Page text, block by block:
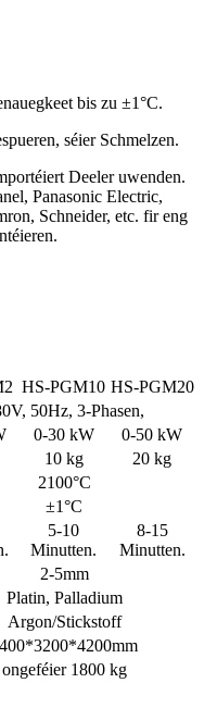
bis zu ±1°C.
séier Schmelzen.
Deeler uwenden.
Panasonic Electric,
Schneider, etc. fir eng
HS-PGM10 HS-PGM20
50Hz, 3-Phasen,
0-30 kW
0-50 kW
10 kg
20 kg
2100°C
±1°C
5-10
Minutten.
8-15
Minutten.
2-5mm
Platin, Palladium
Argon/Stickstoff
ongeféier 1800 kg